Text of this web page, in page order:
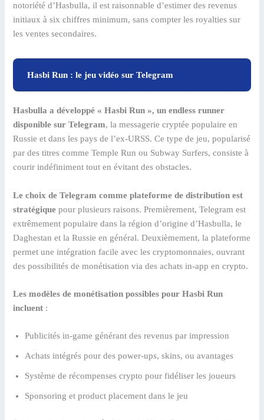
notoriété d’Hasbulla, il est raisonnable d’estimer des revenus
initiaux à six chiffres minimum, sans compter les royalties sur
les ventes secondaires.
Hasbi Run : le jeu vidéo sur Telegram
Hasbulla a développé « Hasbi Run », un endless runner
disponible sur Telegram, la messagerie cryptée populaire en
Russie et dans les pays de l’ex-URSS. Ce type de jeu, popularisé
par des titres comme Temple Run ou Subway Surfers, consiste à
courir indéfiniment tout en évitant des obstacles.
Le choix de Telegram comme plateforme de distribution est
stratégique pour plusieurs raisons. Premièrement, Telegram est
extrêmement populaire dans la région d’origine d’Hasbulla, le
Daghestan et la Russie en général. Deuxièmement, la plateforme
permet une intégration facile avec les cryptomonnaies, ouvrant
des possibilités de monétisation via des achats in-app en crypto.
Les modèles de monétisation possibles pour Hasbi Run
incluent :
Publicités in-game générant des revenus par impression
Achats intégrés pour des power-ups, skins, ou avantages
Système de récompenses crypto pour fidéliser les joueurs
Sponsoring et product placement dans le jeu